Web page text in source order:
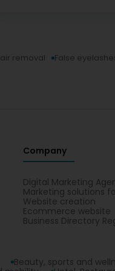
Gliim
removal False
Company
Digital Marketing
Marketing solutions
Website creation
Ecommerce website
Business Directory
Beauty, sports and